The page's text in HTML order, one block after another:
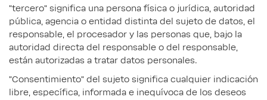
"tercero" significa una persona física o jurídica, autoridad
pública, agencia o entidad distinta del sujeto de datos, el
responsable, el procesador y las personas que, bajo la
autoridad directa del responsable o del responsable,
están autorizadas a tratar datos personales.
"Consentimiento" del sujeto significa cualquier indicación
libre, específica, informada e inequívoca de los deseos